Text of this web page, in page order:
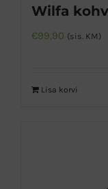
Wilfa
€99,90 (sis. KM)
Lisa korvi